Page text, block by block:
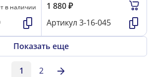
в наличии 1 880₽
Артикул 3-16-045
Показать еще
1 2